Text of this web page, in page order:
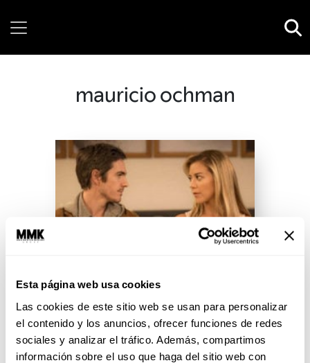
Esta página web usa cookies
Las cookies de este sitio web se usan para personalizar
el contenido y los anuncios, ofrecer funciones de redes
sociales y analizar el tráfico. Además, compartimos
información sobre el uso que haga del sitio web con
mauricio ochman
Película: Ya veremos